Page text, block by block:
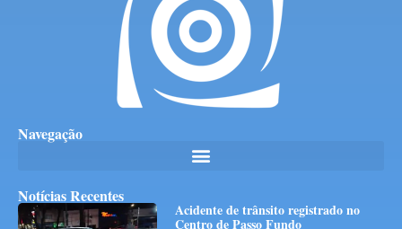
Navegação
Notícias Recentes
Acidente de trânsito registrado no
Centro de Passo Fundo